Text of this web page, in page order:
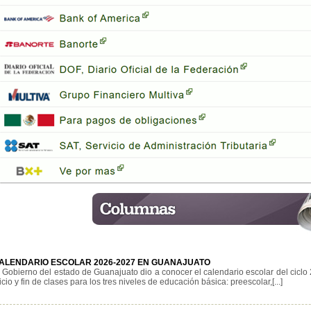
ESCOLAR 2026-2027 EN GUANAJUATO
Gobierno del estado de Guanajuato dio a conocer el calendario escolar del
y fin de clases para los tres niveles de educación básica: preescolar,[...]